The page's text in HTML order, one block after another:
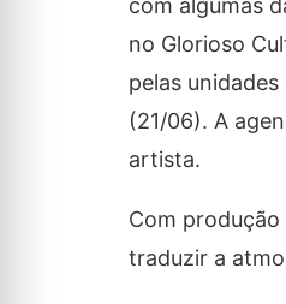
com algumas
no Glorioso
pelas
(21/06). A
artista.
Com
traduzir a